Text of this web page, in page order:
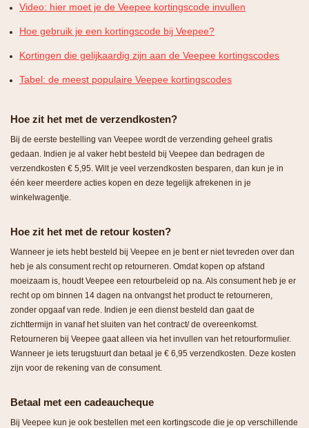
Video: hier moet je de Veepee kortingscode invullen
Hoe gebruik je een kortingscode bij Veepee?
Kortingen die gelijkaardig zijn aan de Veepee kortingscodes
Tabel: de meest populaire Veepee kortingscodes
Hoe zit het met de verzendkosten?
Bij de eerste bestelling van Veepee wordt de verzending geheel gratis
gedaan. Indien je al vaker hebt besteld bij Veepee dan bedragen de
verzendkosten € 5,95. Wilt je veel verzendkosten besparen, dan kun je in
één keer meerdere acties kopen en deze tegelijk afrekenen in je
winkelwagentje.
Hoe zit het met de retour kosten?
Wanneer je iets hebt besteld bij Veepee en je bent er niet tevreden over dan
heb je als consument recht op retourneren. Omdat kopen op afstand
moeizaam is, houdt Veepee een retourbeleid op na. Als consument heb je er
recht op om binnen 14 dagen na ontvangst het product te retourneren,
zonder opgaaf van rede. Indien je een dienst besteld dan gaat de
zichttermijn in vanaf het sluiten van het contract/ de overeenkomst.
Retourneren bij Veepee gaat alleen via het invullen van het retourformulier.
Wanneer je iets terugstuurt dan betaal je € 6,95 verzendkosten. Deze kosten
zijn voor de rekening van de consument.
Betaal met een cadeaucheque
Bij Veepee kun je ook bestellen met een kortingscode die je op verschillende